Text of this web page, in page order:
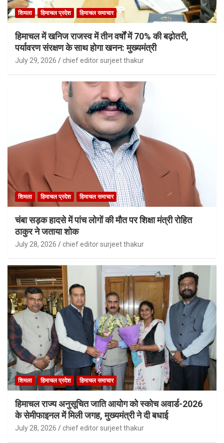
शिमला हिमाचल प्रदेश हिमाचल समाचार
हिमाचल में खनिज राजस्व में तीन वर्षों में 70% की बढ़ोतरी,
पर्यावरण संरक्षण के साथ होगा खनन: मुख्यमंत्री
July 29, 2026 chief editor surjeet thakur
शिमला हिमाचल प्रदेश हिमाचल समाचार
चंबा सड़क हादसे में पांच लोगों की मौत पर शिक्षा मंत्री रोहित
ठाकुर ने जताया शोक
July 28, 2026 chief editor surjeet thakur
शिमला हिमाचल प्रदेश हिमाचल समाचार
हिमाचल राज्य अनुसूचित जाति आयोग को स्कोच अवार्ड-2026
के सेमीफाइनल में मिली जगह, मुख्यमंत्री ने दी बधाई
July 28, 2026 chief editor surjeet thakur